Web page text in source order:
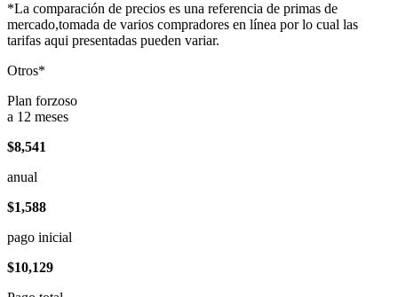
*La comparación de precios es una referencia de primas de
mercado,tomada de varios compradores en línea por lo cual las
tarifas aqui presentadas pueden variar.
Otros*
Plan forzoso
a 12 meses
$8,541
anual
$1,588
pago inicial
$10,129